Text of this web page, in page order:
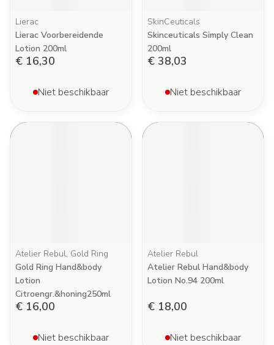
Lierac
Lierac Voorbereidende
Lotion 200ml
€ 16,30
Niet beschikbaar
SkinCeuticals
Skinceuticals Simply Clean
200ml
€ 38,03
Niet beschikbaar
Atelier Rebul, Gold Ring
Gold Ring Hand&body
Lotion
Citroengr.&honing250ml
€ 16,00
Niet beschikbaar
Atelier Rebul
Atelier Rebul Hand&body
Lotion No.94 200ml
€ 18,00
Niet beschikbaar